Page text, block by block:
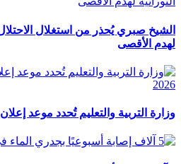
الشيخ صبري يُحذر من استغلال الاحتلال
لهدم الأقصى
وزارة التربية والتعليم تُحدد موعد إعلان